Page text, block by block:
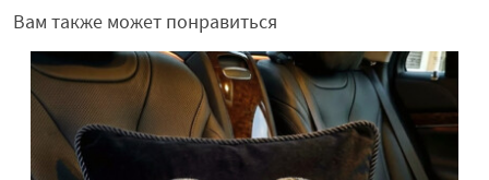
Вам также может понравиться